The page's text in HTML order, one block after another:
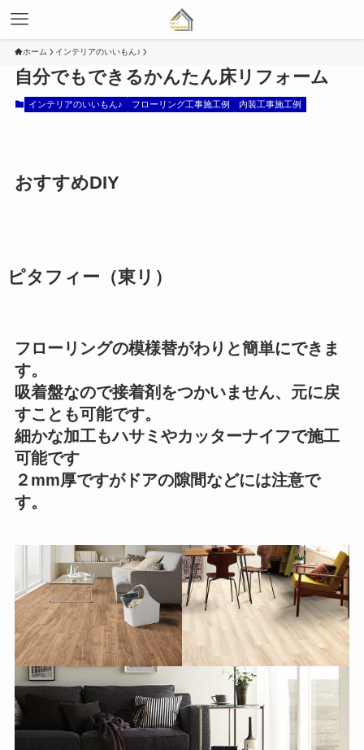
ホーム インテリアのいいもん♪
自分でもできるかんたん床リフォーム
インテリアのいいもん♪ フローリング工事施工例 内装工事施工例
おすすめDIY
ピタフィー（東リ）
フローリングの模様替がわりと簡単にできま
す。
吸着盤なので接着剤をつかいません、元に戻
すことも可能です。
細かな加工もハサミやカッターナイフで施工
可能です
２mm厚ですがドアの隙間などには注意で
す。